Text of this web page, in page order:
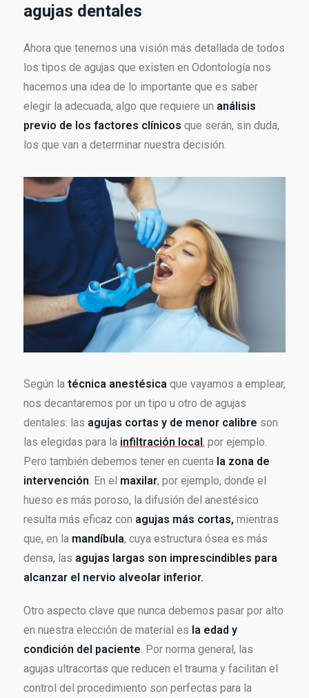
agujas dentales
Ahora que tenemos una visión más detallada de todos
los tipos de agujas que existen en Odontología nos
hacemos una idea de lo importante que es saber
elegir la adecuada, algo que requiere un análisis
previo de los factores clínicos que serán, sin duda,
los que van a determinar nuestra decisión.
Según la técnica anestésica que vayamos a emplear,
nos decantaremos por un tipo u otro de agujas
dentales: las agujas cortas y de menor calibre son
las elegidas para la infiltración local, por ejemplo.
Pero también debemos tener en cuenta la zona de
intervención . En el maxilar, por ejemplo, donde el
hueso es más poroso, la difusión del anestésico
resulta más eficaz con agujas más cortas, mientras
que, en la mandíbula, cuya estructura ósea es más
densa, las agujas largas son imprescindibles para
alcanzar el nervio alveolar inferior.
Otro aspecto clave que nunca debemos pasar por alto
en nuestra elección de material es la edad y
condición del paciente . Por norma general, las
agujas ultracortas que reducen el trauma y facilitan el
control del procedimiento son perfectas para la